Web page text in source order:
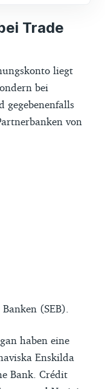
Trade
liegt
bei
gegebenenfalls
von
(SEB).
haben eine
Enskilda
Bank. Crédit